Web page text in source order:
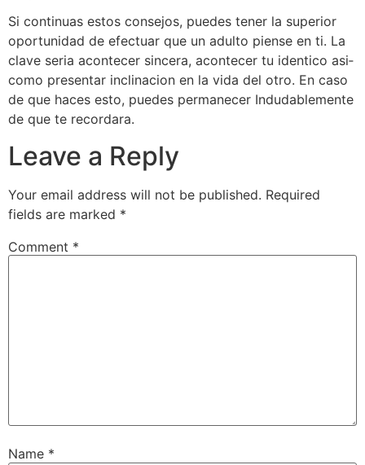
Si continuas estos consejos, puedes tener la superior
oportunidad de efectuar que un adulto piense en ti. La
clave seri­a acontecer sincera, acontecer tu identico asi­
como presentar inclinacion en la vida del otro. En caso
de que haces esto, puedes permanecer Indudablemente
de que te recordara.
Leave a Reply
Your email address will not be published. Required
fields are marked *
Comment *
Name *